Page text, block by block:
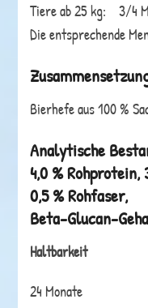
Tiere ab 25 kg: 3/4
Die entsprechende
Bierhefe aus 100 %
Analytische
4,0 % Rohprotein,
0,5 % Rohfaser,
Beta-Glucan-
Haltbarkeit
24 Monate